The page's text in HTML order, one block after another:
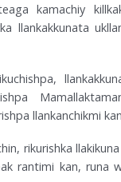
kamachiy
llankakkunata
llankanchikmi
rikurishka
rantimi kan, runa